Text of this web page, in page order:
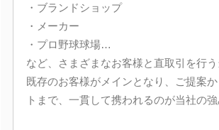
・ブランドショップ
・メーカー
・プロ野球球場…
など、さまざまなお客様と直取引を行う
既存のお客様がメインとなり、ご提案
トまで、一貫して携われるのが当社の強